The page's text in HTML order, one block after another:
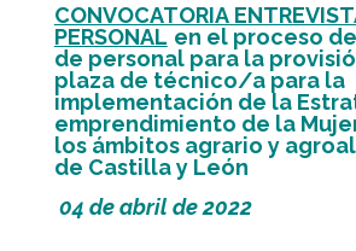
CONVOCATORIA
PERSONAL en el proceso
de personal para la
plaza de técnico/a para la
implementación de la
emprendimiento de la
los ámbitos agrario y
de Castilla y León
04 de abril de 2022